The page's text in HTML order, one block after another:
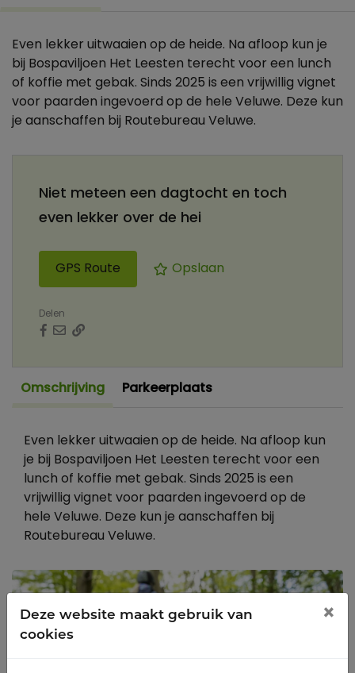
Even lekker uitwaaien op de heide. Na afloop kun je
bij Bospaviljoen Het Leesten terecht voor een lunch
of koffie met gebak. Sinds 2025 is een vrijwillig vignet
voor paarden ingevoerd op de hele Veluwe. Deze kun
je aanschaffen bij Routebureau Veluwe.
Niet meteen een dagtocht en toch
even lekker over de hei
GPS Route Opslaan
Delen
Omschrijving Parkeerplaats
Even lekker uitwaaien op de heide. Na afloop kun
je bij Bospaviljoen Het Leesten terecht voor een
lunch of koffie met gebak. Sinds 2025 is een
vrijwillig vignet voor paarden ingevoerd op de
hele Veluwe. Deze kun je aanschaffen bij
Routebureau Veluwe.
Deze website maakt gebruik van
cookies
×